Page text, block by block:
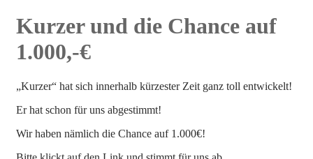
Kurzer und die Chance auf
1.000,-€
„Kurzer“ hat sich innerhalb kürzester Zeit ganz toll entwickelt!
Er hat schon für uns abgestimmt!
Wir haben nämlich die Chance auf 1.000€!